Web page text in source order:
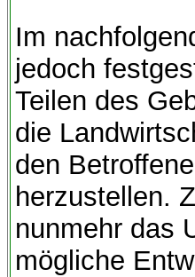
Im
jedoch
Teilen des
die
den
herzustellen.
nunmehr das
mögliche